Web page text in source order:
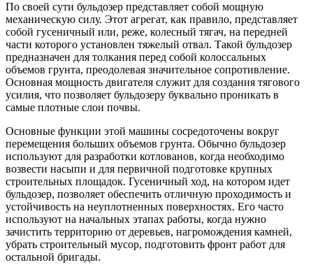
По своей сути бульдозер представляет собой мощную
механическую силу. Этот агрегат, как правило, представляет
собой гусеничный или, реже, колесный тягач, на передней
части которого установлен тяжелый отвал. Такой бульдозер
предназначен для толкания перед собой колоссальных
объемов грунта, преодолевая значительное сопротивление.
Основная мощность двигателя служит для создания тягового
усилия, что позволяет бульдозеру буквально проникать в
самые плотные слои почвы.
Основные функции этой машины сосредоточены вокруг
перемещения больших объемов грунта. Обычно бульдозер
используют для разработки котлованов, когда необходимо
возвести насыпи и для первичной подготовке крупных
строительных площадок. Гусеничный ход, на котором идет
бульдозер, позволяет обеспечить отличную проходимость и
устойчивость на неуплотненных поверхностях. Его часто
используют на начальных этапах работы, когда нужно
зачистить территорию от деревьев, нагромождения камней,
убрать строительный мусор, подготовить фронт работ для
остальной бригады.